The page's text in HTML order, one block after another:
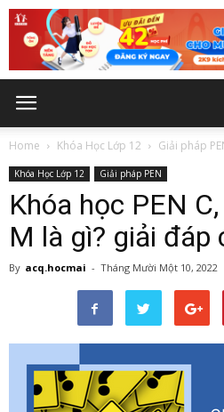
Home Khóa Học Lớp 12 Giải pháp
Khóa Học Lớp 12 Giải pháp PEN
Khóa học PEN
M là gì? giải đáp
By acq.hocmai - Tháng Mười Một 10, 2022